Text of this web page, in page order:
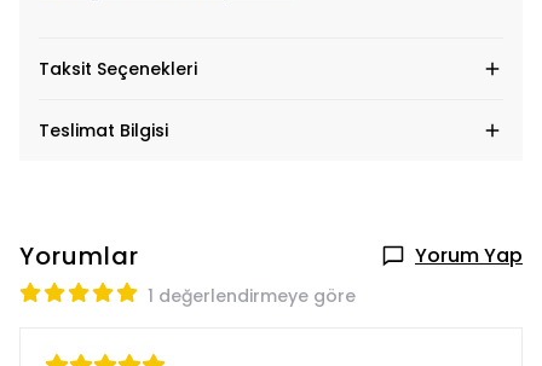
Taksit Seçenekleri
Teslimat Bilgisi
Yorumlar Yorum Yap
1 değerlendirmeye göre